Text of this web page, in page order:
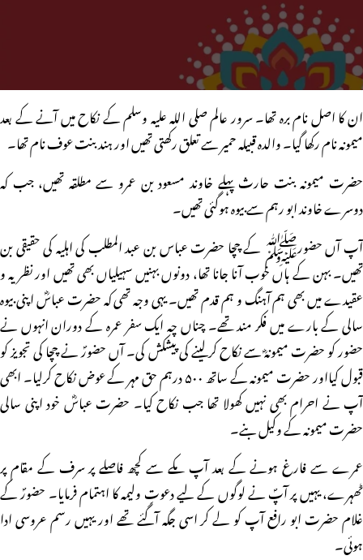
ان کا اصل نام برہ تھا۔ سرور عالم صلی اللہ علیہ وسلم کے نکاح میں آنے کے بعد
میمونہ نام رکھا گیا۔ والدہ قبیلہ حمیر سے تعلق رکھتی تھیں اور ہند بنت عوف نام تھا۔
حضرت میمونہ بنت حارث پہلے خاوند مسعود بن عمرو سے مطلقہ تھیں، جب کہ
دوسرے خاوند ابو رہم سے بیوہ ہوگئی تھیں۔
آپ آں حضورﷺ کے چچا حضرت عباس بن عبد المطلب کی اہلیہ کی حقیقی بن
تھیں۔ بہن کے ہاں خوب آنا جانا تھا، دونوں بہنیں سہیلیاں بھی تھیں اور نظریہ و
عقیدے میں بھی ہم آہنگ و ہم قدم تھیں۔ یہی وجہ تھی کہ حضرت عباسؓ اپنی بیوہ
سالی کے بارے میں فکر مند تھے۔ چناں چہ ایک سفر عمرہ کے دوران انہوں نے
حضور کو حضرت میمونہؓ سے نکاح کرلینے کی پیشکش کی۔ آں حضورؐ نے چچا کی تجویز کو
قبول کیااور حضرت میمونہ کے ساتھ ۵۰۰ درہم حق مہر کے عوض نکاح کرلیا۔ ابھی
آپ نے احرام بھی نہیں کھولا تھا جب نکاح کیا۔ حضرت عباسؓ خود اپنی سالی
حضرت میمونہ کے وکیل بنے۔
عمرے سے فارغ ہونے کے بعد آپ مکے سے کچھ فاصلے پر سرف کے مقام پر
ٹھہرے، یہیں پر آپؐ نے لوگوں کے لیے دعوتِ ولیمہ کا اہتمام فرمایا۔ حضورؐ کے
غلام حضرت ابو رافع آپ کو لے کر اسی جگہ آگئے تھے اور یہیں رسم عروسی ادا
ہوئی۔